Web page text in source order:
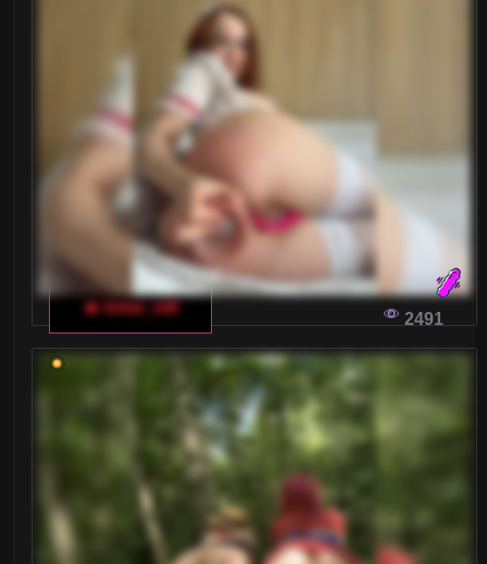
Latynoski
Małe piersi
Nastolatki 18+
Ogolone cipki
Owłosione cipki
Palenie
Rude
Sex Grupowy
Stopy Fetysz
Studentki
Umięśnione
🔥 bmw_m8
2491